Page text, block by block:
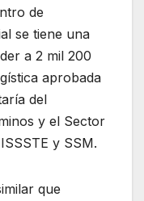
de
se tiene una
a 2 mil 200
aprobada
del
y el Sector
y SSM.
que